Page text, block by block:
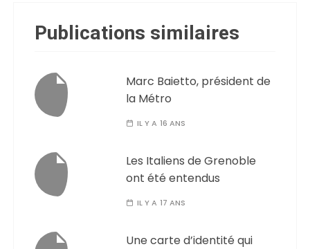
Publications similaires
Marc Baietto, président de
la Métro
IL Y A 16 ANS
Les Italiens de Grenoble
ont été entendus
IL Y A 17 ANS
Une carte d’identité qui